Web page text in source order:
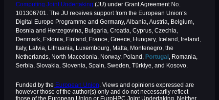
Computing Joint Undertaking (JU) under Grant Agreement No.
101306701. The JU receives support from the European Union‘s
Digital Europe Programme and Germany, Albania, Austria, Belgium,
Bosnia and Herzegovina, Bulgaria, Croatia, Cyprus, Czechia,
Denmark, Estonia, Finland, France, Greece, Hungary, Iceland, Ireland,
Italy, Latvia, Lithuania, Luxembourg, Malta, Montenegro, the
Netherlands, North Macedonia, Norway, Poland, Portugal , Romania,
Serbia, Slovakia, Slovenia, Spain, Sweden, Türkiye, and Kosovo.
Funded by the European Union . Views and opinions expressed are
however those of the author(s) only and do not necessarily reflect
those of the European Union or EuroHPC Joint Undertaking. Neither